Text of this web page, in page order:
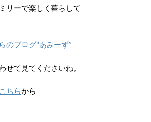
リーで楽しく暮らして
のブログ"あみーず”
せて見てくださいね。
こちらから